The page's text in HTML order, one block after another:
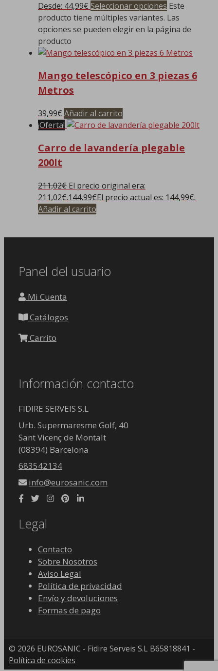
Desde: 44,99€ Seleccionar opciones Este
producto tiene múltiples variantes. Las
opciones se pueden elegir en la página de
producto
Mango telescópico en 3 piezas 6
Metros
39,99€ Añadir al carrito
¡Oferta!
Carro de lavandería plegable
200lt
211,02€ El precio original era:
211,02€.144,99€El precio actual es: 144,99€.
Añadir al carrito
Panel del usuario
Mi Cuenta
Catálogos
Carrito
Información contacto
FIDIRE SERVEIS S.L
Urb. Supermaresme Golf, 40
Sant Vicenç de Montalt
(08394) Barcelona
683542134
info@eurosanic.com
Legal
Contacto
Sobre Nosotros
Aviso Legal
Política de privacidad
Envío y devoluciones
Formas de pago
© 2026 EUROSANIC - Fidire Serveis S.L B65818841 -
Política de cookies